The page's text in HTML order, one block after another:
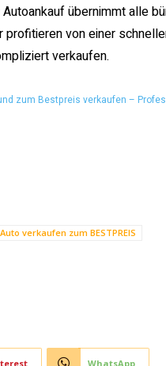
übernimmt alle
von einer
verkaufen.
zum Bestpreis verkaufen –
verkaufen zum BESTPREIS
WhatsApp